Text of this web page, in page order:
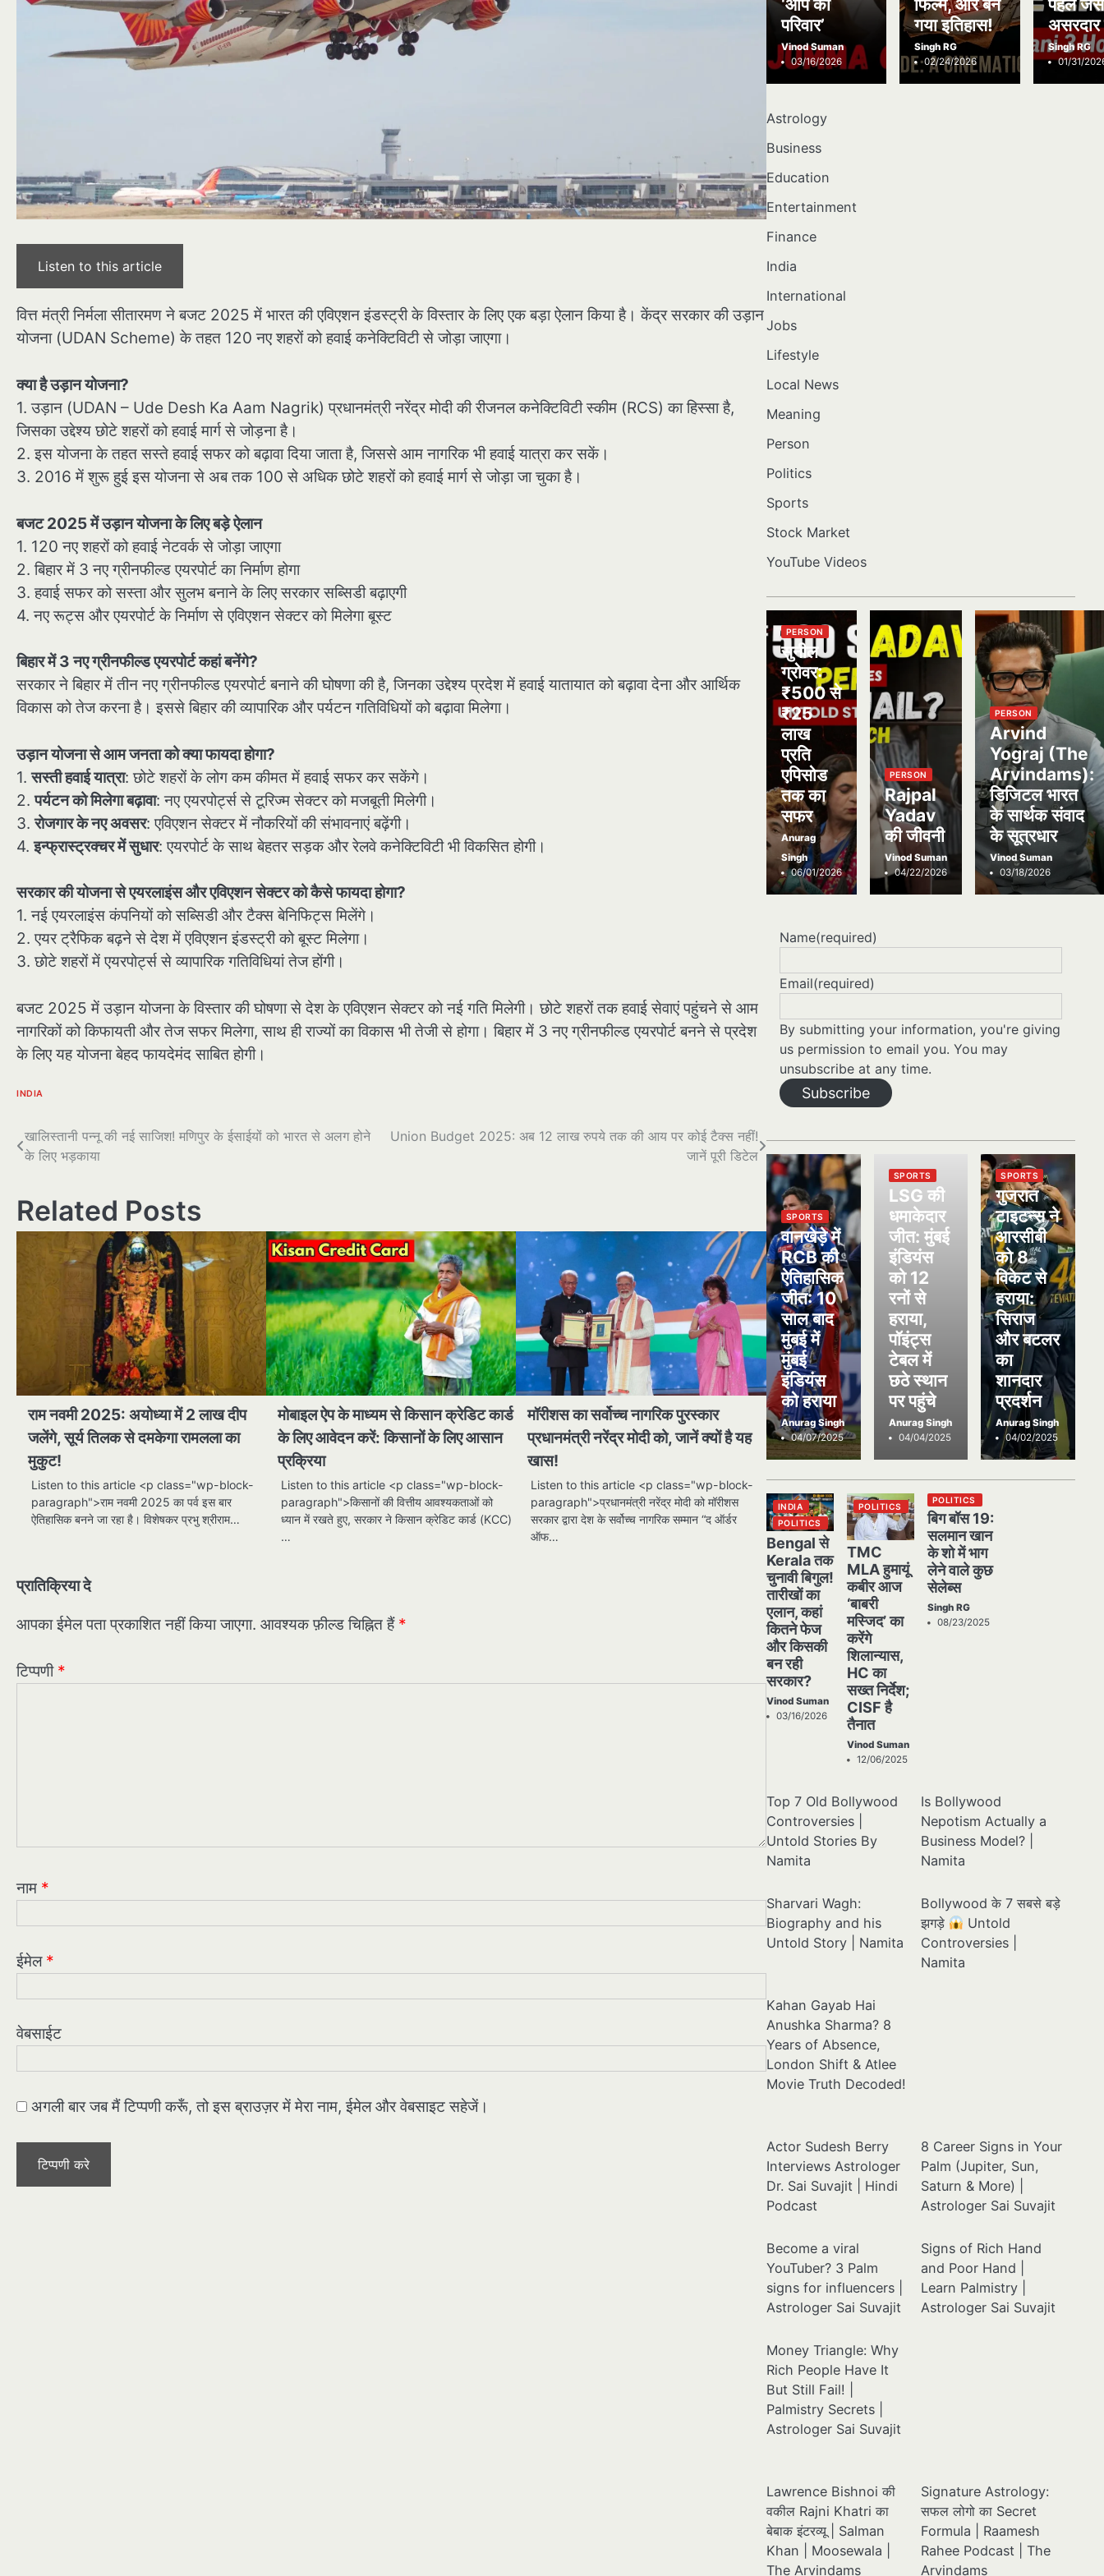
Listen to this article
वित्त मंत्री निर्मला सीतारमण ने बजट 2025 में भारत की एविएशन इंडस्ट्री के विस्तार के लिए एक बड़ा ऐलान किया है। केंद्र सरकार की उड़ान
योजना (UDAN Scheme) के तहत 120 नए शहरों को हवाई कनेक्टिविटी से जोड़ा जाएगा।
क्या है उड़ान योजना?
1. उड़ान (UDAN – Ude Desh Ka Aam Nagrik) प्रधानमंत्री नरेंद्र मोदी की रीजनल कनेक्टिविटी स्कीम (RCS) का हिस्सा है,
जिसका उद्देश्य छोटे शहरों को हवाई मार्ग से जोड़ना है।
2. इस योजना के तहत सस्ते हवाई सफर को बढ़ावा दिया जाता है, जिससे आम नागरिक भी हवाई यात्रा कर सकें।
3. 2016 में शुरू हुई इस योजना से अब तक 100 से अधिक छोटे शहरों को हवाई मार्ग से जोड़ा जा चुका है।
बजट 2025 में उड़ान योजना के लिए बड़े ऐलान
1. 120 नए शहरों को हवाई नेटवर्क से जोड़ा जाएगा
2. बिहार में 3 नए ग्रीनफील्ड एयरपोर्ट का निर्माण होगा
3. हवाई सफर को सस्ता और सुलभ बनाने के लिए सरकार सब्सिडी बढ़ाएगी
4. नए रूट्स और एयरपोर्ट के निर्माण से एविएशन सेक्टर को मिलेगा बूस्ट
बिहार में 3 नए ग्रीनफील्ड एयरपोर्ट कहां बनेंगे?
सरकार ने बिहार में तीन नए ग्रीनफील्ड एयरपोर्ट बनाने की घोषणा की है, जिनका उद्देश्य प्रदेश में हवाई यातायात को बढ़ावा देना और आर्थिक
विकास को तेज करना है। इससे बिहार की व्यापारिक और पर्यटन गतिविधियों को बढ़ावा मिलेगा।
उड़ान योजना से आम जनता को क्या फायदा होगा?
1.सस्ती हवाई यात्रा: छोटे शहरों के लोग कम कीमत में हवाई सफर कर सकेंगे।
2.पर्यटन को मिलेगा बढ़ावा: नए एयरपोर्ट्स से टूरिज्म सेक्टर को मजबूती मिलेगी।
3.रोजगार के नए अवसर: एविएशन सेक्टर में नौकरियों की संभावनाएं बढ़ेंगी।
4.इन्फ्रास्ट्रक्चर में सुधार: एयरपोर्ट के साथ बेहतर सड़क और रेलवे कनेक्टिविटी भी विकसित होगी।
सरकार की योजना से एयरलाइंस और एविएशन सेक्टर को कैसे फायदा होगा?
1. नई एयरलाइंस कंपनियों को सब्सिडी और टैक्स बेनिफिट्स मिलेंगे।
2. एयर ट्रैफिक बढ़ने से देश में एविएशन इंडस्ट्री को बूस्ट मिलेगा।
3. छोटे शहरों में एयरपोर्ट्स से व्यापारिक गतिविधियां तेज होंगी।
बजट 2025 में उड़ान योजना के विस्तार की घोषणा से देश के एविएशन सेक्टर को नई गति मिलेगी। छोटे शहरों तक हवाई सेवाएं पहुंचने से आम
नागरिकों को किफायती और तेज सफर मिलेगा, साथ ही राज्यों का विकास भी तेजी से होगा। बिहार में 3 नए ग्रीनफील्ड एयरपोर्ट बनने से प्रदेश
के लिए यह योजना बेहद फायदेमंद साबित होगी।
INDIA
पोस्ट
नेविगेशन
खालिस्तानी पन्नू की नई साजिश! मणिपुर के ईसाईयों को भारत से अलग होने
के लिए भड़काया
Union Budget 2025: अब 12 लाख रुपये तक की आय पर कोई टैक्स नहीं!
जानें पूरी डिटेल
Related Posts
राम नवमी 2025: अयोध्या में 2 लाख दीप
जलेंगे, सूर्य तिलक से दमकेगा रामलला का
मुकुट!
Listen to this article <p class="wp-block-
paragraph">राम नवमी 2025 का पर्व इस बार
ऐतिहासिक बनने जा रहा है। विशेषकर प्रभु श्रीराम…
मोबाइल ऐप के माध्यम से किसान क्रेडिट कार्ड
के लिए आवेदन करें: किसानों के लिए आसान
प्रक्रिया
Listen to this article <p class="wp-block-
paragraph">किसानों की वित्तीय आवश्यकताओं को
ध्यान में रखते हुए, सरकार ने किसान क्रेडिट कार्ड (KCC)
…
मॉरीशस का सर्वोच्च नागरिक पुरस्कार
प्रधानमंत्री नरेंद्र मोदी को, जानें क्यों है यह
खास!
Listen to this article <p class="wp-block-
paragraph">प्रधानमंत्री नरेंद्र मोदी को मॉरीशस
सरकार द्वारा देश के सर्वोच्च नागरिक सम्मान “द ऑर्डर
ऑफ…
प्रातिक्रिया दे
आपका ईमेल पता प्रकाशित नहीं किया जाएगा. आवश्यक फ़ील्ड चिह्नित हैं *
टिप्पणी *
नाम *
ईमेल *
वेबसाईट
अगली बार जब मैं टिप्पणी करूँ, तो इस ब्राउज़र में मेरा नाम, ईमेल और वेबसाइट सहेजें।
‘आप का
परिवार’
Vinod Suman
03/16/2026
फिल्में, और बन
गया इतिहास!
Singh RG
02/24/2026
पहले
असरदार
Singh RG
01/31/
Astrology
Business
Education
Entertainment
Finance
India
International
Jobs
Lifestyle
Local News
Meaning
Person
Politics
Sports
Stock Market
YouTube Videos
PERSON
सुनील
ग्रोवर:
₹500 से
₹25
लाख
प्रति
एपिसोड
तक का
सफर
Anurag
Singh
06/01/2026
PERSON
Rajpal
Yadav
की जीवनी
Vinod Suman
04/22/2026
PERSON
Arvind
Yograj (The
Arvindams):
डिजिटल भारत
के सार्थक संवाद
के सूत्रधार
Vinod Suman
03/18/2026
Name(required)
Email(required)
By submitting your information, you're giving
us permission to email you. You may
unsubscribe at any time.
Subscribe
SPORTS
वानखेड़े में
RCB की
ऐतिहासिक
जीत: 10
साल बाद
मुंबई में
मुंबई
इंडियंस
को हराया
Anurag Singh
04/07/2025
SPORTS
LSG की
धमाकेदार
जीत: मुंबई
इंडियंस
को 12
रनों से
हराया,
पॉइंट्स
टेबल में
छठे स्थान
पर पहुंचे
Anurag Singh
04/04/2025
SPORTS
गुजरात
टाइटन्स ने
आरसीबी
को 8
विकेट से
हराया:
सिराज
और बटलर
का
शानदार
प्रदर्शन
Anurag Singh
04/02/2025
INDIA
POLITICS
Bengal से
Kerala तक
चुनावी बिगुल!
तारीखों का
एलान, कहां
कितने फेज
और किसकी
बन रही
सरकार?
Vinod Suman
03/16/2026
POLITICS
TMC
MLA हुमायूं
कबीर आज
‘बाबरी
मस्जिद’ का
करेंगे
शिलान्यास,
HC का
सख्त निर्देश;
CISF है
तैनात
Vinod Suman
12/06/2025
POLITICS
बिग बॉस 19:
सलमान खान
के शो में भाग
लेने वाले कुछ
सेलेब्स
Singh RG
08/23/2025
Top 7 Old Bollywood
Controversies |
Untold Stories By
Namita
Is Bollywood
Nepotism Actually a
Business Model? |
Namita
Sharvari Wagh:
Biography and his
Untold Story | Namita
Bollywood के 7 सबसे बड़े
झगड़े
Untold
Controversies |
Namita
Kahan Gayab Hai
Anushka Sharma? 8
Years of Absence,
London Shift & Atlee
Movie Truth Decoded!
Actor Sudesh Berry
Interviews Astrologer
Dr. Sai Suvajit | Hindi
Podcast
8 Career Signs in Your
Palm (Jupiter, Sun,
Saturn & More) |
Astrologer Sai Suvajit
Become a viral
YouTuber? 3 Palm
signs for influencers |
Astrologer Sai Suvajit
Signs of Rich Hand
and Poor Hand |
Learn Palmistry |
Astrologer Sai Suvajit
Money Triangle: Why
Rich People Have It
But Still Fail! |
Palmistry Secrets |
Astrologer Sai Suvajit
Lawrence Bishnoi की
वकील Rajni Khatri का
बेबाक इंटरव्यू | Salman
Khan | Moosewala |
The Arvindams
Signature Astrology:
सफल लोगो का Secret
Formula | Raamesh
Rahee Podcast | The
Arvindams